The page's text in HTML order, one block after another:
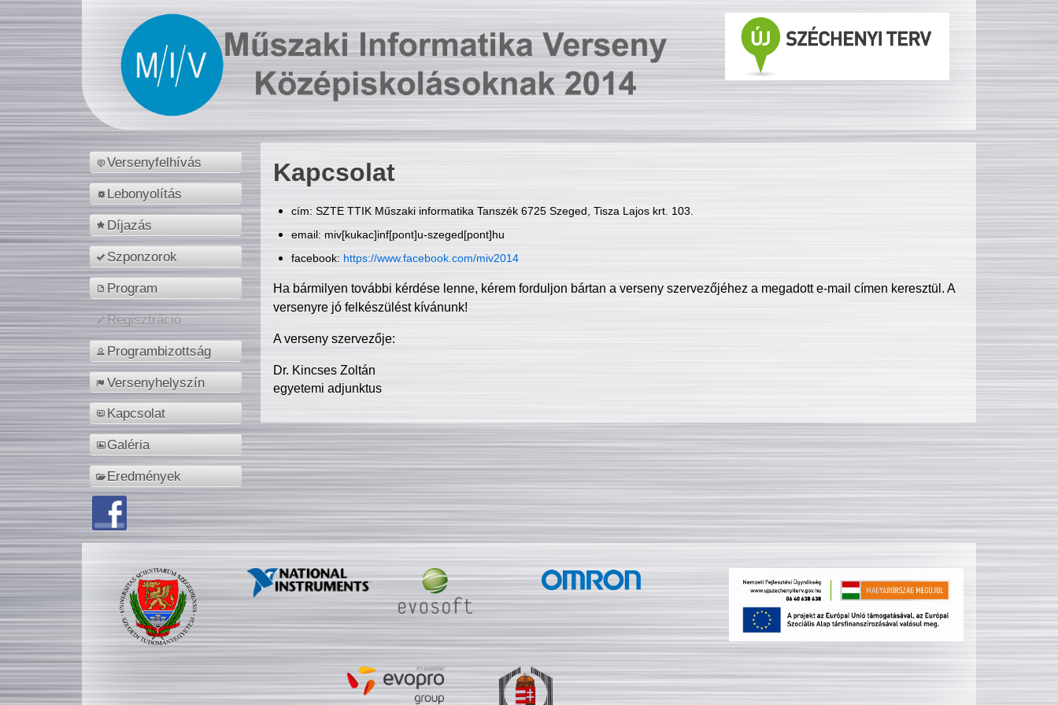
Versenyfelhívás
Lebonyolítás
Díjazás
Szponzorok
Program
Regisztráció
Programbizottság
Versenyhelyszín
Kapcsolat
Galéria
Eredmények
Kapcsolat
cím: SZTE TTIK Műszaki informatika Tanszék 6725 Szeged, Tisza Lajos krt. 103.
email: miv[kukac]inf[pont]u-szeged[pont]hu
facebook: https://www.facebook.com/miv2014
Ha bármilyen további kérdése lenne, kérem forduljon bártan a verseny szervezőjéhez a megadott e-mail címen keresztül. A
versenyre jó felkészülést kívánunk!
A verseny szervezője:
Dr. Kincses Zoltán
egyetemi adjunktus